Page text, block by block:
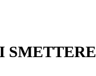
SMETTERE